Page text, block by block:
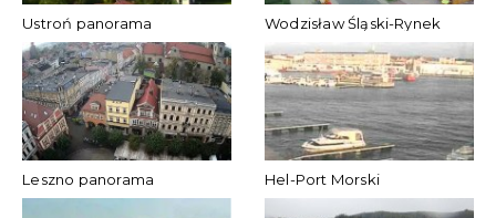
Ustroń panorama Wodzisław Śląski-Rynek
Leszno panorama Hel-Port Morski